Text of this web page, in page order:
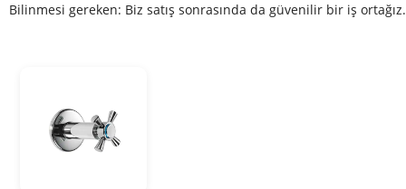
Bilinmesi gereken: Biz satış sonrasında da güvenilir bir iş ortağız.